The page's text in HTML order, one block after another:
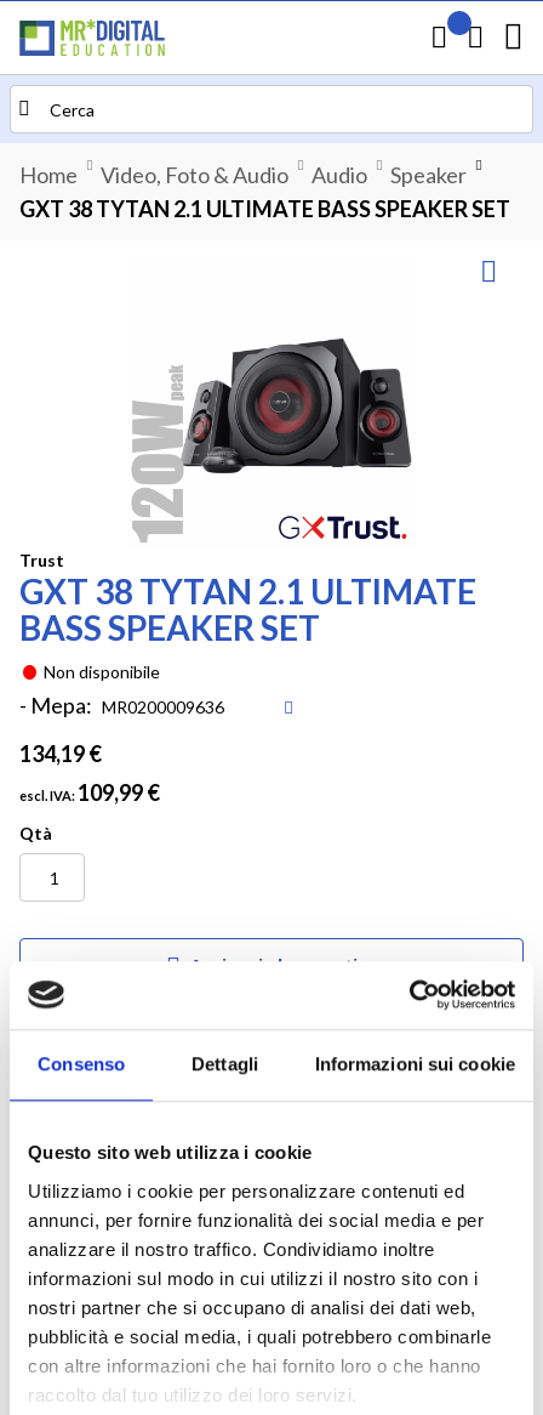
Consenso Dettagli Informazioni sui cookie
Questo sito web utilizza i cookie
Utilizziamo i cookie per personalizzare contenuti ed
annunci, per fornire funzionalità dei social media e per
analizzare il nostro traffico. Condividiamo inoltre
informazioni sul modo in cui utilizzi il nostro sito con i
nostri partner che si occupano di analisi dei dati web,
pubblicità e social media, i quali potrebbero combinarle
con altre informazioni che hai fornito loro o che hanno
raccolto dal tuo utilizzo dei loro servizi.
Carrello
Il mio
Search
Home Video, Foto & Audio Audio
Speaker
GXT 38 TYTAN 2.1 ULTIMATE BASS SPEAKER SET
Vai
all'inizio
della
galleria
immagini
Trust
GXT 38 TYTAN 2.1 ULTIMATE
BASS SPEAKER SET
134,19 €
109,99 €
Non disponibile
- Mepa:
Qtà
Aggiungi al preventivo
Descrizione prodotto
Trust GXT 38 2.1. Utilizzo raccomandato: Universale. Sistema
uscita (RMS): 60 W. Colore del prodotto: Nero
Devi acquistare tramite MEPA?
Codice MEPA:
Vai a MEPA